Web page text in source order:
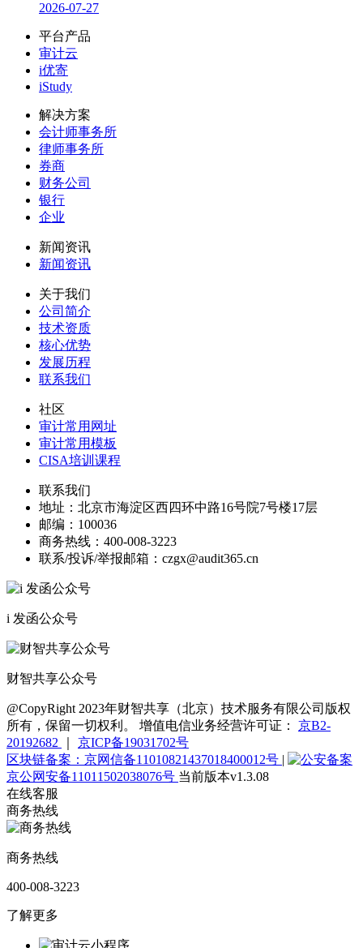
2026-07-27
平台产品
审计云
i优寄
iStudy
解决方案
会计师事务所
律师事务所
券商
财务公司
银行
企业
新闻资讯
新闻资讯
关于我们
公司简介
技术资质
核心优势
发展历程
联系我们
社区
审计常用网址
审计常用模板
CISA培训课程
联系我们
地址： 北京市海淀区西四环中路16号院7号楼17层
邮编： 100036
商务热线： 400-008-3223
联系/投诉/举报邮箱： czgx@audit365.cn
i 发函公众号
财智共享公众号
@CopyRight 2023年财智共享（北京）技术服务有限公司版权
所有，保留一切权利。 增值电信业务经营许可证： 京B2-
20192682
京ICP备19031702号
区块链备案：京网信备11010821437018400012号
京公网安备11011502038076号 当前版本v1.3.08
在线客服
商务热线
商务热线
400-008-3223
了解更多